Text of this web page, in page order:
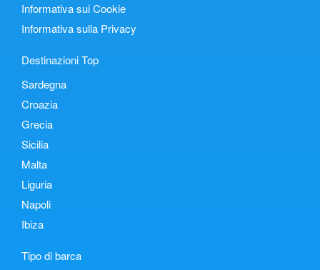
Informativa sui Cookie
Informativa sulla Privacy
Destinazioni Top
Sardegna
Croazia
Grecia
Sicilia
Malta
Liguria
Napoli
Ibiza
Tipo di barca